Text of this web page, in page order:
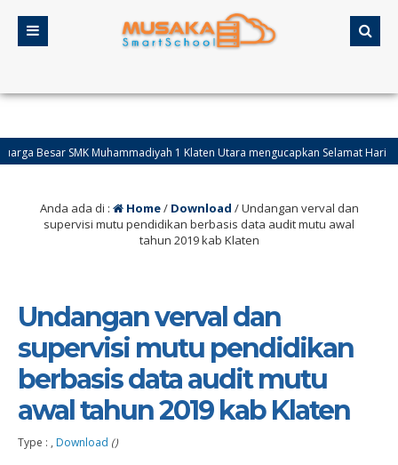
SMK Muhammadiyah 1 Klaten Utara mengucapkan Selamat Hari Raya
Anda ada di : Home/ Download /Undangan verval dan
supervisi mutu pendidikan berbasis data audit mutu awal
tahun 2019 kab Klaten
Undangan verval dan
supervisi mutu pendidikan
berbasis data audit mutu
awal tahun 2019 kab Klaten
Type : , Download ()